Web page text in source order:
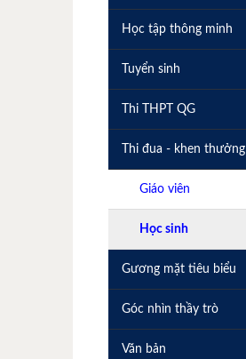
Học tập thông minh
Tuyển sinh
Thi THPT QG
Thi đua - khen thưởng
Giáo viên
Học sinh
Gương mặt tiêu biểu
Góc nhìn thầy trò
Văn bản